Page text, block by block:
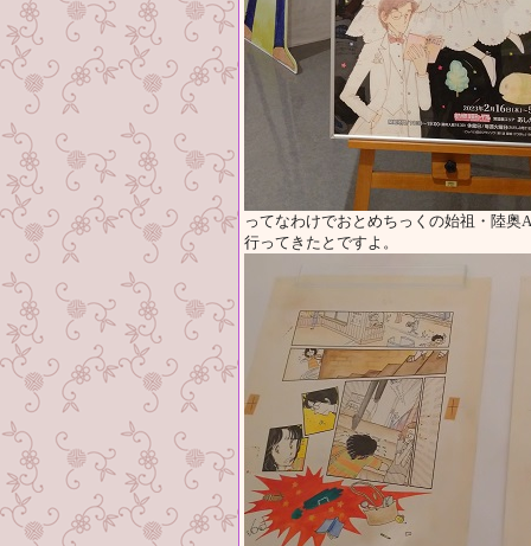
ってなわけでおとめちっくの始祖・陸
行ってきたとですよ。